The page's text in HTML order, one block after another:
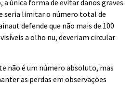
a única forma de evitar danos graves
seria limitar o número total de
defende que não mais de 100
a olho nu, deveriam circular
não é um número absoluto, mas
as perdas em observações